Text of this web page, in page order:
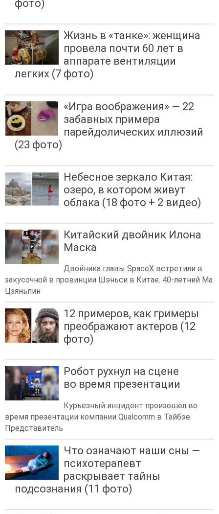
фото)
Жизнь в «танке»: женщина
провела почти 60 лет в
аппарате вентиляции
легких (7 фото)
«Игра воображения» — 22
забавных примера
парейдолических иллюзий
(23 фото)
Небесное зеркало Китая:
озеро, в котором живут
облака (18 фото + 2 видео)
Китайский двойник Илона
Маска
Двойника главы SpaceX встретили в
закусочной в провинции Шэньси в Китае. 40-летний Ма
Цзяньпин
12 примеров, как гримеры
преображают актеров (12
фото)
Робот рухнул на сцене
во время презентации
Курьезный инцидент произошёл во
время презентации компании Qualcomm в Тайбэе.
Представитель
Что означают наши сны —
психотерапевт
раскрывает тайны
подсознания (11 фото)